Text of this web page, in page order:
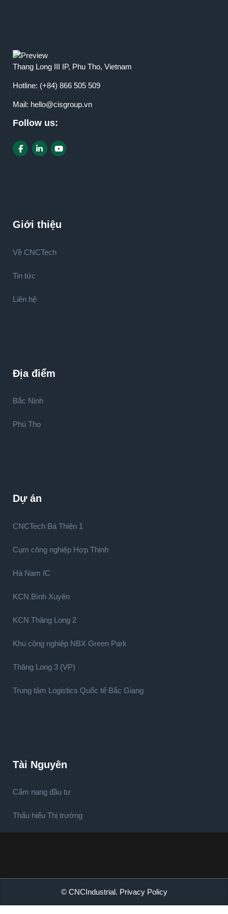
Thang Long III IP, Phu Tho, Vietnam
Hotline: (+84) 866 505 509
Mail: hello@cisgroup.vn
Follow us:
Giới thiệu
Về CNCTech
Tin tức
Liên hệ
Địa điểm
Bắc Ninh
Phú Thọ
Dự án
CNCTech Bá Thiện 1
Cụm công nghiệp Hợp Thịnh
Hà Nam IC
KCN Bình Xuyên
KCN Thăng Long 2
Khu công nghiệp NBX Green Park
Thăng Long 3 (VP)
Trung tâm Logistics Quốc tế Bắc Giang
Tài Nguyên
Cẩm nang đầu tư
Thấu hiểu Thị trường
© CNCIndustrial. Privacy Policy